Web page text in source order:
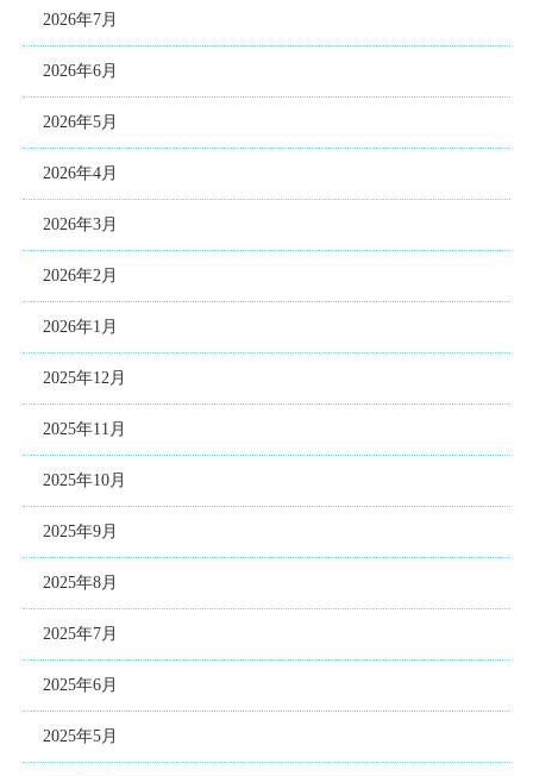
2026年7月
2026年6月
2026年5月
2026年4月
2026年3月
2026年2月
2026年1月
2025年12月
2025年11月
2025年10月
2025年9月
2025年8月
2025年7月
2025年6月
2025年5月